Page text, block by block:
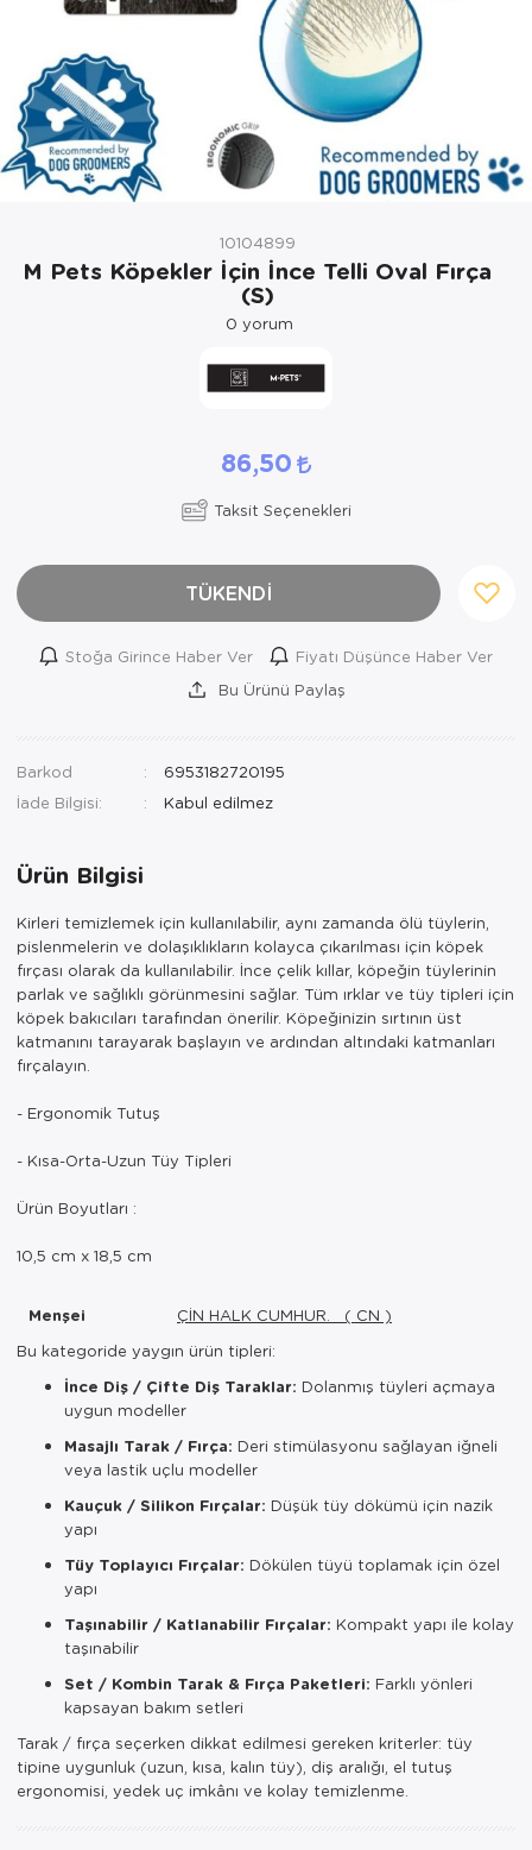
10104899
M Pets Köpekler İçin İnce Telli Oval Fırça
(S)
0 yorum
86,50
Taksit Seçenekleri
TÜKENDİ
Stoğa Girince Haber Ver
Fiyatı Düşünce Haber Ver
Bu Ürünü Paylaş
Barkod
6953182720195
İade Bilgisi:
Ürün Bilgisi
Kirleri temizlemek için kullanılabilir, aynı zamanda ölü tüylerin,
pislenmelerin ve dolaşıklıkların kolayca çıkarılması için köpek
fırçası olarak da kullanılabilir. İnce çelik kıllar, köpeğin tüylerinin
parlak ve sağlıklı görünmesini sağlar. Tüm ırklar ve tüy tipleri için
köpek bakıcıları tarafından önerilir. Köpeğinizin sırtının üst
katmanını tarayarak başlayın ve ardından altındaki katmanları
fırçalayın.
- Ergonomik Tutuş
- Kısa-Orta-Uzun Tüy Tipleri
Ürün Boyutları :
10,5 cm x 18,5 cm
Menşei
ÇİN HALK CUMHUR. ( CN )
Bu kategoride yaygın ürün tipleri:
İnce Diş / Çifte Diş Taraklar: Dolanmış tüyleri açmaya
uygun modeller
Masajlı Tarak / Fırça: Deri stimülasyonu sağlayan iğneli
veya lastik uçlu modeller
Kauçuk / Silikon Fırçalar: Düşük tüy dökümü için nazik
yapı
Tüy Toplayıcı Fırçalar: Dökülen tüyü toplamak için özel
yapı
Taşınabilir / Katlanabilir Fırçalar: Kompakt yapı ile kolay
taşınabilir
Set / Kombin Tarak & Fırça Paketleri: Farklı yönleri
kapsayan bakım setleri
Tarak / fırça seçerken dikkat edilmesi gereken kriterler: tüy
tipine uygunluk (uzun, kısa, kalın tüy), diş aralığı, el tutuş
ergonomisi, yedek uç imkânı ve kolay temizlenme.